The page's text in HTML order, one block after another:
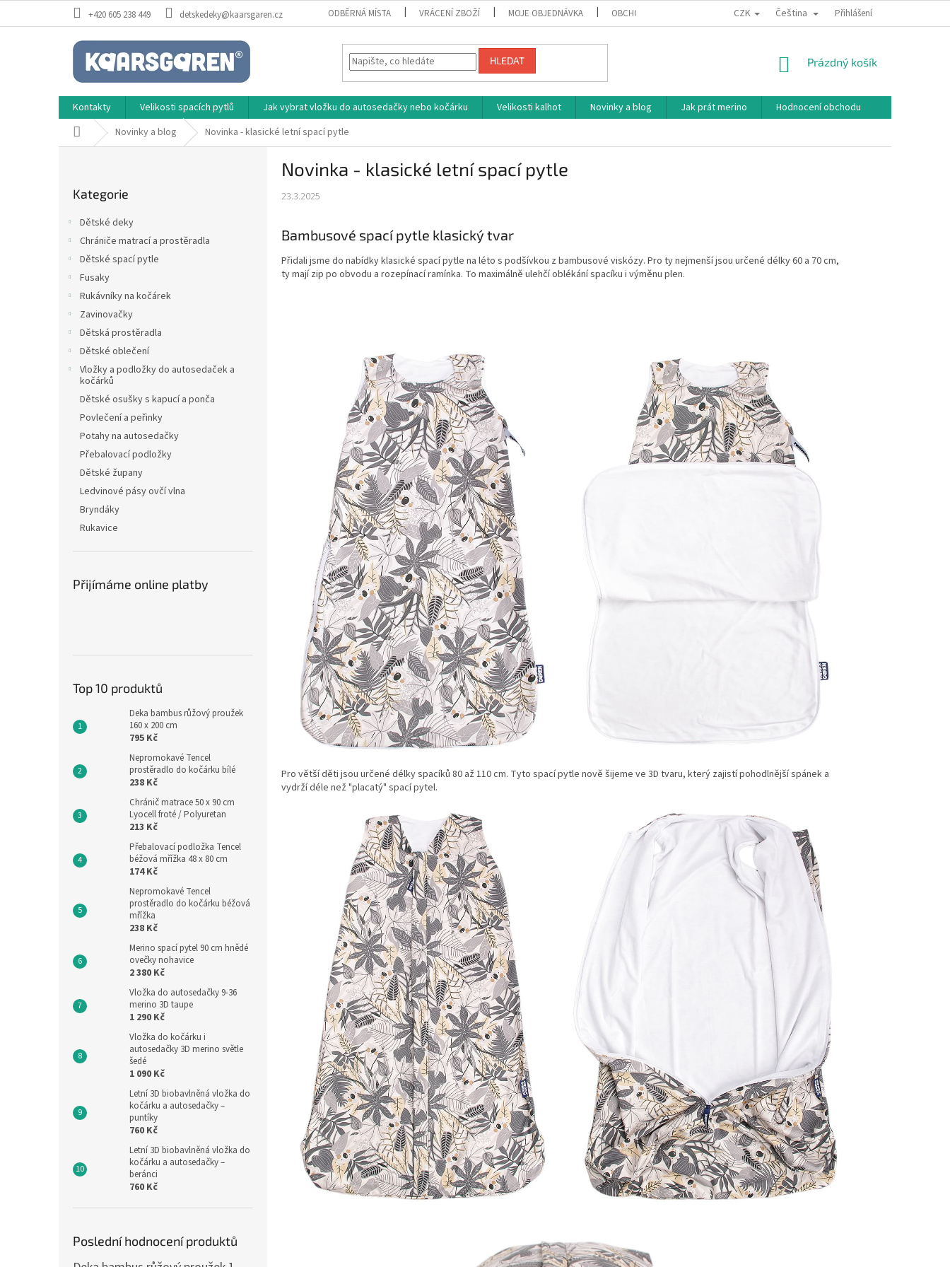
+420 605 238 449 detskedeky@kaarsgaren.cz ODBĚRNÁ MÍSTA VRÁCENÍ ZBOŽÍ MOJE OBJEDNÁVKA OBCHODNÍ PODMÍNKY PODMÍNKY OCHRANY OSOBNÍCH ÚDAJŮ
CZK Čeština Přihlášení
HLEDAT
NÁKUPNÍ
Prázdný košík
Kontakty Velikosti spacích pytlů Jak vybrat vložku do autosedačky nebo kočárku Velikosti kalhot Novinky a blog Jak prát merino
Hodnocení obchodu
Domů Novinky a blog Novinka - klasické letní spací pytle
kategorie
Kategorie
Dětské deky
Chrániče matrací a prostěradla
Dětské spací pytle
Fusaky
Rukávníky na kočárek
Zavinovačky
Dětská prostěradla
Dětské oblečení
Vložky a podložky do autosedaček a
kočárků
Dětské osušky s kapucí a ponča
Povlečení a peřinky
Potahy na autosedačky
Přebalovací podložky
Dětské župany
Ledvinové pásy ovčí vlna
Bryndáky
Rukavice
Přijímáme online platby
Top 10 produktů
Deka bambus růžový proužek
160 x 200 cm
795 Kč
Nepromokavé Tencel
prostěradlo do kočárku bílé
238 Kč
Chránič matrace 50 x 90 cm
Lyocell froté / Polyuretan
213 Kč
Přebalovací podložka Tencel
béžová mřížka 48 x 80 cm
174 Kč
Nepromokavé Tencel
prostěradlo do kočárku béžová
mřížka
238 Kč
Merino spací pytel 90 cm hnědé
ovečky nohavice
2 380 Kč
Vložka do autosedačky 9-36
merino 3D taupe
1 290 Kč
Vložka do kočárku i
autosedačky 3D merino světle
šedé
1 090 Kč
Letní 3D biobavlněná vložka do
kočárku a autosedačky –
puntíky
760 Kč
Letní 3D biobavlněná vložka do
kočárku a autosedačky –
beránci
760 Kč
Poslední hodnocení produktů
Novinka - klasické letní spací pytle
23.3.2025
Bambusové spací pytle klasický tvar
Přidali jsme do nabídky klasické spací pytle na léto s podšívkou z bambusové viskózy. Pro ty nejmenší jsou určené délky 60 a 70 cm,
ty mají zip po obvodu a rozepínací ramínka. To maximálně ulehčí oblékání spacíku i výměnu plen.
Pro větší děti jsou určené délky spacíků 80 až 110 cm. Tyto spací pytle nově šijeme ve 3D tvaru, který zajistí pohodlnější spánek a
vydrží déle než "placatý" spací pytel.